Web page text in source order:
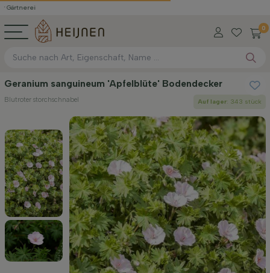
0
Geranium sanguineum 'Apfelblüte' Bodendecker
Blutroter storchschnabel Auf lager: 343 stück